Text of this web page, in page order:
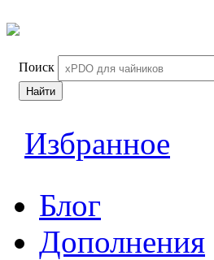
Поиск
Найти
Избранное
Блог
Дополнения